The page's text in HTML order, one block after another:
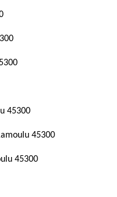
45300
45300
45300